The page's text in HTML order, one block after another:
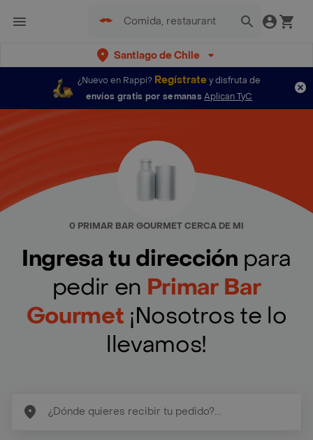
Santiago de Chile
¿Nuevo en Rappi? Regístratey disfruta de
envíos gratis por semanas Aplican TyC
0 PRIMAR BAR GOURMET CERCA DE MI
Ingresa tu dirección para
pedir en Primar Bar
Gourmet ¡Nosotros te lo
llevamos!